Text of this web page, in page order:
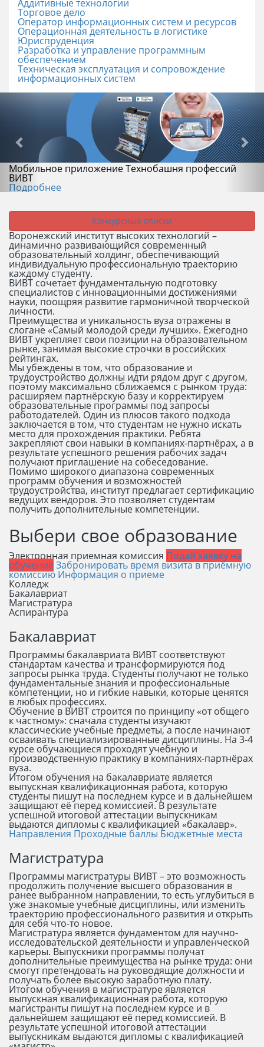
Аддитивные технологии
Торговое дело
Оператор информационных систем и ресурсов
Операционная деятельность в логистике
Юриспруденция
Разработка и управление программным
обеспечением
Техническая эксплуатация и сопровождение
информационных систем
Мобильное приложение Технобашня профессий
ВИВТ
Подробнее
Конкурсные списки
Воронежский институт высоких технологий –
динамично развивающийся современный
образовательный холдинг, обеспечивающий
индивидуальную профессиональную траекторию
каждому студенту.
ВИВТ сочетает фундаментальную подготовку
специалистов с инновационными достижениями
науки, поощряя развитие гармоничной творческой
личности.
Преимущества и уникальность вуза отражены в
слогане «Самый молодой среди лучших». Ежегодно
ВИВТ укрепляет свои позиции на образовательном
рынке, занимая высокие строчки в российских
рейтингах.
Мы убеждены в том, что образование и
трудоустройство должны идти рядом друг с другом,
поэтому максимально сближаемся с рынком труда:
расширяем партнёрскую базу и корректируем
образовательные программы под запросы
работодателей. Один из плюсов такого подхода
заключается в том, что студентам не нужно искать
место для прохождения практики. Ребята
закрепляют свои навыки в компаниях-партнёрах, а в
результате успешного решения рабочих задач
получают приглашение на собеседование.
Помимо широкого диапазона современных
программ обучения и возможностей
трудоустройства, институт предлагает сертификацию
ведущих вендоров. Это позволяет студентам
получить дополнительные компетенции.
Выбери свое образование
Электронная приемная комиссия Подай заявку на
обучениеЗабронировать время визита в приёмную
комиссию Информация о приеме
Колледж
Бакалавриат
Магистратура
Аспирантура
Бакалавриат
Программы бакалавриата ВИВТ соответствуют
стандартам качества и трансформируются под
запросы рынка труда. Студенты получают не только
фундаментальные знания и профессиональные
компетенции, но и гибкие навыки, которые ценятся
в любых профессиях.
Обучение в ВИВТ строится по принципу «от общего
к частному»: сначала студенты изучают
классические учебные предметы, а после начинают
осваивать специализированные дисциплины. На 3-4
курсе обучающиеся проходят учебную и
производственную практику в компаниях-партнёрах
вуза.
Итогом обучения на бакалавриате является
выпускная квалификационная работа, которую
студенты пишут на последнем курсе и в дальнейшем
защищают её перед комиссией. В результате
успешной итоговой аттестации выпускникам
выдаются дипломы с квалификацией «бакалавр».
Направления Проходные баллы Бюджетные места
Магистратура
Программы магистратуры ВИВТ – это возможность
продолжить получение высшего образования в
ранее выбранном направлении, то есть углубиться в
уже знакомые учебные дисциплины, или изменить
траекторию профессионального развития и открыть
для себя что-то новое.
Магистратура является фундаментом для научно-
исследовательской деятельности и управленческой
карьеры. Выпускники программы получат
дополнительные преимущества на рынке труда: они
смогут претендовать на руководящие должности и
получать более высокую заработную плату.
Итогом обучения в магистратуре является
выпускная квалификационная работа, которую
магистранты пишут на последнем курсе и в
дальнейшем защищают её перед комиссией. В
результате успешной итоговой аттестации
выпускникам выдаются дипломы с квалификацией